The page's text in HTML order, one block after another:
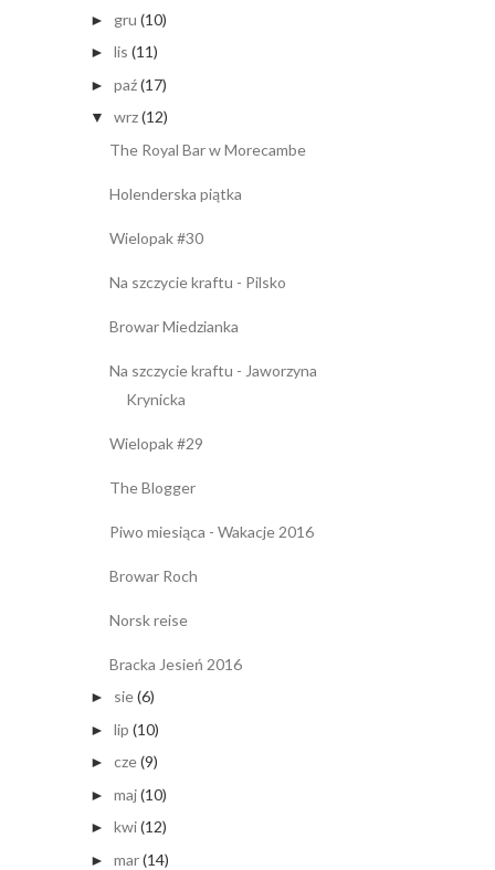
► gru (10)
► lis (11)
► paź(17)
▼ wrz(12)
The Royal Bar w Morecambe
Holenderska piątka
Wielopak #30
Na szczycie kraftu - Pilsko
Browar Miedzianka
Na szczycie kraftu - Jaworzyna
Krynicka
Wielopak #29
The Blogger
Piwo miesiąca - Wakacje 2016
Browar Roch
Norsk reise
Bracka Jesień 2016
► sie(6)
► lip (10)
► cze(9)
► maj(10)
► kwi(12)
► mar(14)